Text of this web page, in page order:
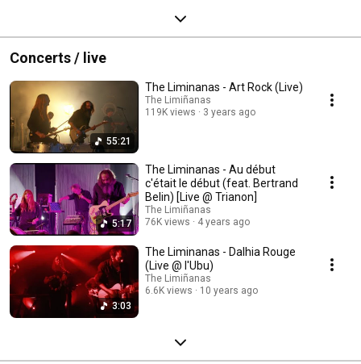
Concerts / live
55:21
The Liminanas - Art Rock (Live)
The Limiñanas
119K views
3 years ago
5:17
The Liminanas - Au début
c'était le début (feat. Bertrand
Belin) [Live @ Trianon]
The Limiñanas
76K views
4 years ago
3:03
The Liminanas - Dalhia Rouge
(Live @ l'Ubu)
The Limiñanas
6.6K views
10 years ago